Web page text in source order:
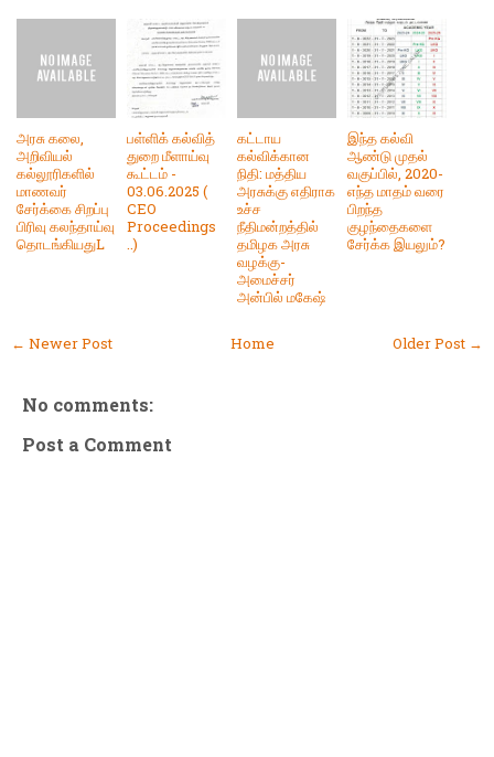
அரசு கலை,
அறிவியல்
கல்லூரிகளில்
மாணவர்
சேர்க்கை சிறப்பு
பிரிவு கலந்தாய்வு
தொடங்கியதுL
பள்ளிக் கல்வித்
துறை மீளாய்வு
கூட்டம் -
03.06.2025 (
CEO
Proceedings
..)
கட்டாய
கல்விக்கான
நிதி: மத்திய
அரசுக்கு எதிராக
உச்ச
நீதிமன்றத்தில்
தமிழக அரசு
வழக்கு-
அமைச்சர்
அன்பில் மகேஷ்
இந்த கல்வி
ஆண்டு முதல்
வகுப்பில், 2020-
எந்த மாதம் வரை
பிறந்த
குழந்தைகளை
சேர்க்க இயலும்?
← Newer Post Older Post →
Home
No comments:
Post a Comment